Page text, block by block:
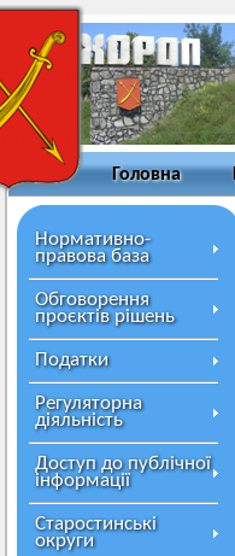
Головна
Нормативно-
правова база
Обговорення
проєктів рішень
Податки
Регуляторна
діяльність
Доступ до публічної
інформації
Старостинські
округи